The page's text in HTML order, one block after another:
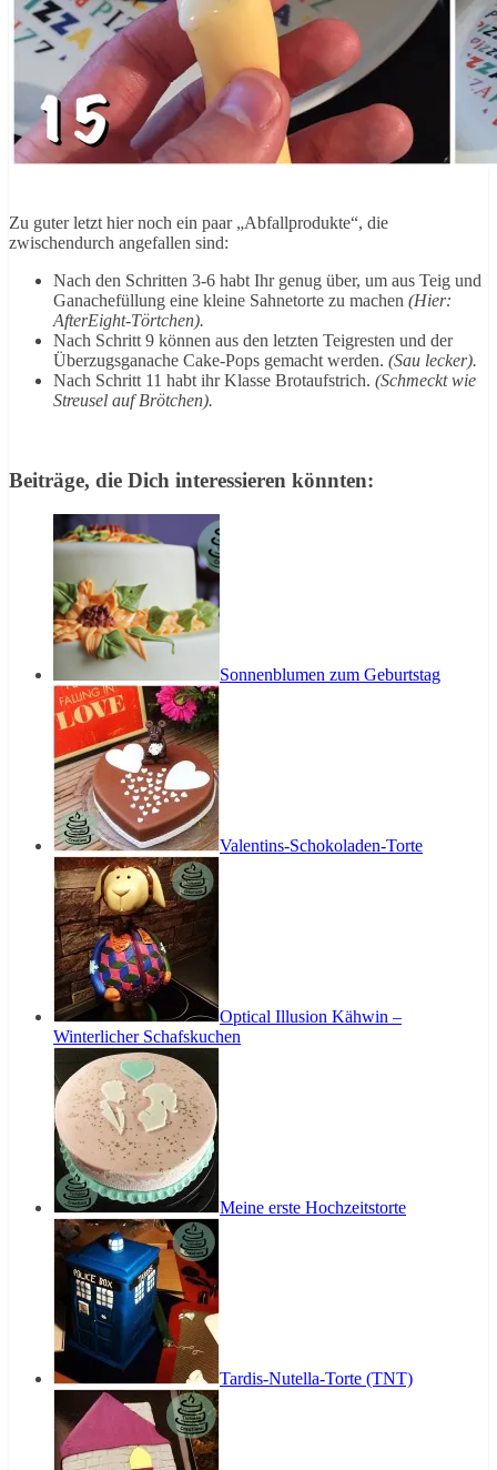
Zu guter letzt hier noch ein paar „Abfallprodukte“, die
zwischendurch angefallen sind:
Nach den Schritten 3-6 habt Ihr genug über, um aus Teig und
Ganachefüllung eine kleine Sahnetorte zu machen (Hier:
AfterEight-Törtchen).
Nach Schritt 9 können aus den letzten Teigresten und der
Überzugsganache Cake-Pops gemacht werden. (Sau lecker).
Nach Schritt 11 habt ihr Klasse Brotaufstrich. (Schmeckt wie
Streusel auf Brötchen).
Beiträge, die Dich interessieren könnten:
Sonnenblumen zum Geburtstag
Valentins-Schokoladen-Torte
Optical Illusion Kähwin –
Winterlicher Schafskuchen
Meine erste Hochzeitstorte
Tardis-Nutella-Torte (TNT)